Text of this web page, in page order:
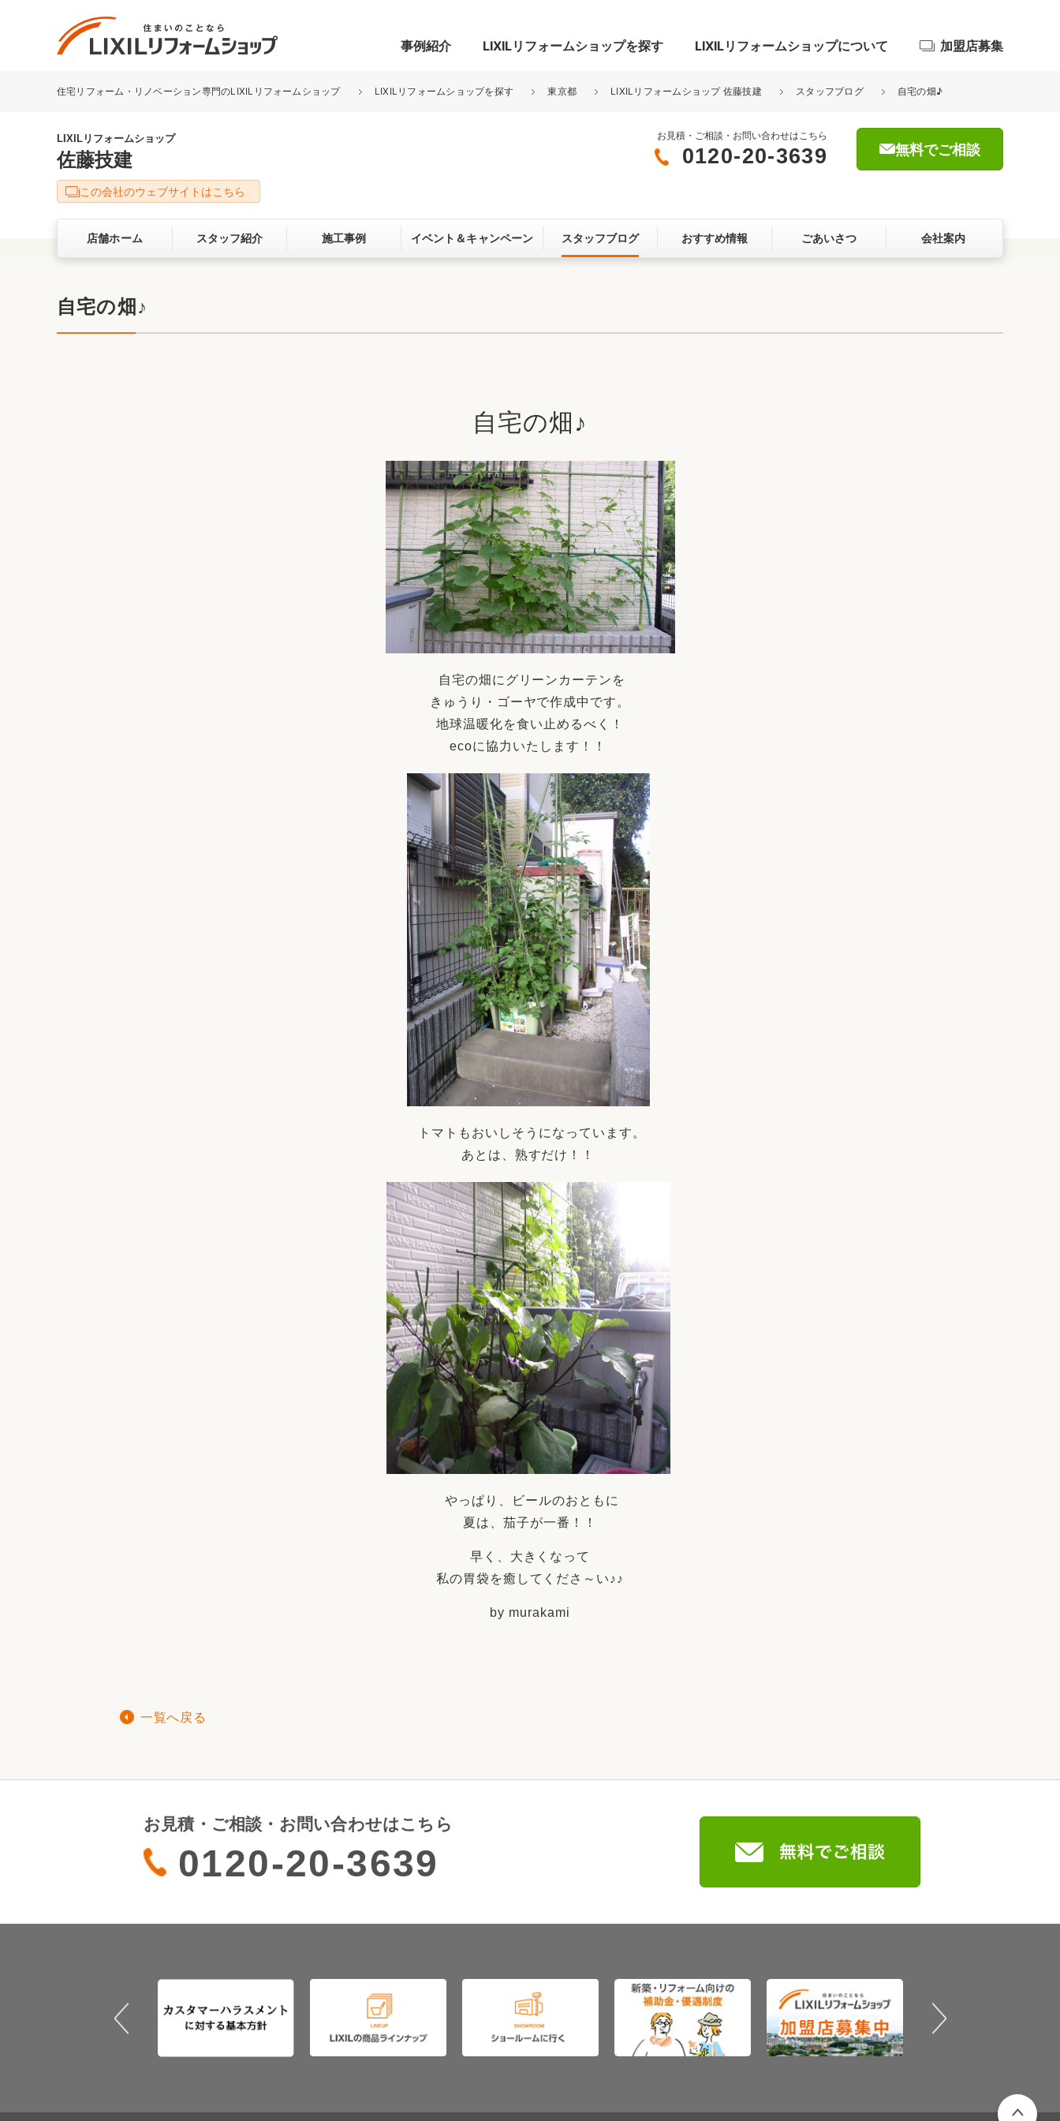
事例紹介
リフォーム事例を探す
キッチン
洗面化粧室 トイレ 玄関まわり 門まわり 屋根・外壁
ベランダ・バルコニー ガーデンスペース カースペース
3Dシミュレーション
LIXILリフォームショップを探す LIXILリフォームショップについて
LIXILリフォームショップについて
サービス向上・品質改善の取り組み お客さま満足度アンケート
ここちいい暮らしをつくる、価値・性能向上
ライフスタイルコンパス
リフォームお役立ち情報
おすすめ情報
加盟店募集
住宅リフォーム・リノベーション専門のLIXILリフォームショップ LIXILリフォームショップを探す 東京都 LIXILリフォームショップ 佐藤技建 スタッフブログ 自宅の畑♪
LIXILリフォームショップ
佐藤技建
お見積・ご相談・お問い合わせはこちら
0120-20-3639 無料でご相談
この会社のウェブサイトはこちら
店舗ホーム スタッフ紹介 施工事例 イベント＆キャンペーン スタッフブログ おすすめ情報 ごあいさつ 会社案内
自宅の畑♪
自宅の畑♪
自宅の畑にグリーンカーテンを
きゅうり・ゴーヤで作成中です。
地球温暖化を食い止めるべく！
ecoに協力いたします！！
トマトもおいしそうになっています。
あとは、熟すだけ！！
やっぱり、ビールのおともに
夏は、茄子が一番！！
早く、大きくなって
私の胃袋を癒してくださ～い♪♪
by murakami
一覧へ戻る
お見積・ご相談・お問い合わせはこちら
0120-20-3639